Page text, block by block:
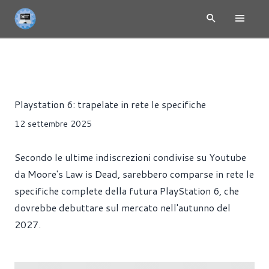
Playstation 6: trapelate in rete le specifiche
12 settembre 2025
Secondo le ultime indiscrezioni condivise su Youtube
da Moore's Law is Dead, sarebbero comparse in rete le
specifiche complete della futura PlayStation 6, che
dovrebbe debuttare sul mercato nell'autunno del
2027.